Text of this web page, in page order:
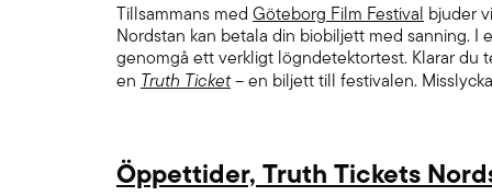
Tillsammans med Göteborg Film Festival bjuder
Nordstan kan betala din biobiljett med sanning. I
genomgå ett verkligt lögndetektortest. Klarar du
en Truth Ticket– en biljett till festivalen.
Öppettider, Truth Tickets